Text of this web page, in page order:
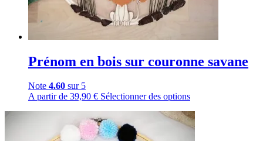
Prénom en bois sur couronne savane
Note 4.60 sur 5
A partir de 39,90 € Sélectionner des options